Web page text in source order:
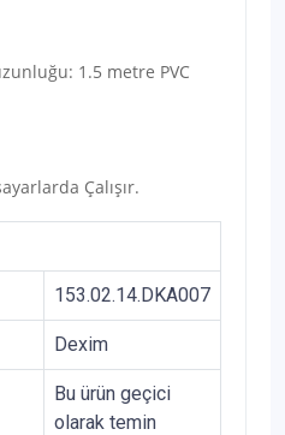
1.5 metre PVC
Çalışır.
153.02.14.DKA007
Dexim
Bu ürün geçici
olarak temin